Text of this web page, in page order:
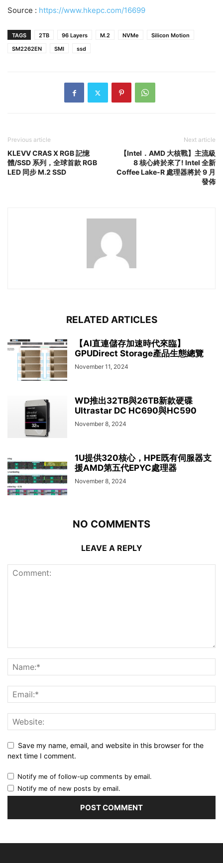
Source : https://www.hkepc.com/16699
TAGS 2TB 96 Layers M.2 NVMe
Silicon Motion
SM2262EN
SMI ssd
Previous article
KLEVV CRAS X RGB 記憶
體/SSD 系列，全球首款 RGB
LED 同步 M.2 SSD
Next article
【Intel．AMD 大核戰】主流級
8 核心終於來了! Intel 全新
Coffee Lake-R 處理器將於 9 月
發佈
RELATED ARTICLES
【AI直連儲存加速時代來臨】
GPUDirect Storage產品生態總覽
November 11, 2024
WD推出32TB與26TB新款硬碟
Ultrastar DC HC690與HC590
November 8, 2024
1U提供320核心，HPE既有伺服器支
援AMD第五代EPYC處理器
November 8, 2024
NO COMMENTS
LEAVE A REPLY
Save my name, email, and website in this browser for the
next time I comment.
Notify me of follow-up comments by email.
Notify me of new posts by email.